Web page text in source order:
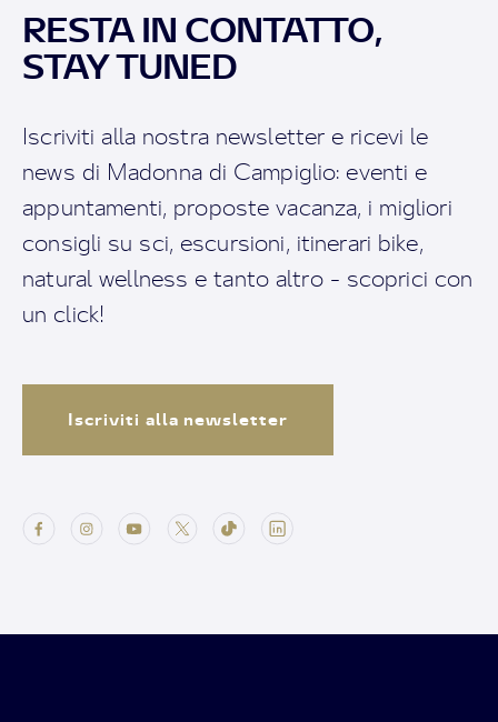
RESTA IN CONTATTO,
STAY TUNED
Iscriviti alla nostra newsletter e ricevi le
news di Madonna di Campiglio: eventi e
appuntamenti, proposte vacanza, i migliori
consigli su sci, escursioni, itinerari bike,
natural wellness e tanto altro - scoprici con
un click!
Iscriviti alla newsletter